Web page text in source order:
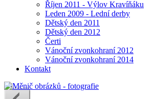
Říjen 2011 - Výlov Kravíňáku
Leden 2009 - Lední derby
Dětský den 2011
Dětský den 2012
Čerti
Vánoční zvonkohraní 2012
Vánoční zvonkohraní 2014
Kontakt
❙❙